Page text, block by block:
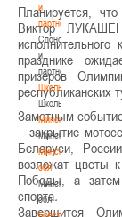
и
партнеры
Спонсоры
и
партнеры
Школы
Школы
Минск
Минск
Минская
обл
Минская
обл
Брестская
Планируется,
Виктор
празднике
призеров
республиканских
Заметным
– закрытие
Беларуси,
возложат цветы
Победы, а
спорта.
Завершится